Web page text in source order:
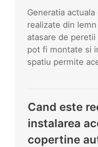
Generatia
realizate din
atasare de
pot fi montate si
spatiu permite
Cand este
instalarea
copertine